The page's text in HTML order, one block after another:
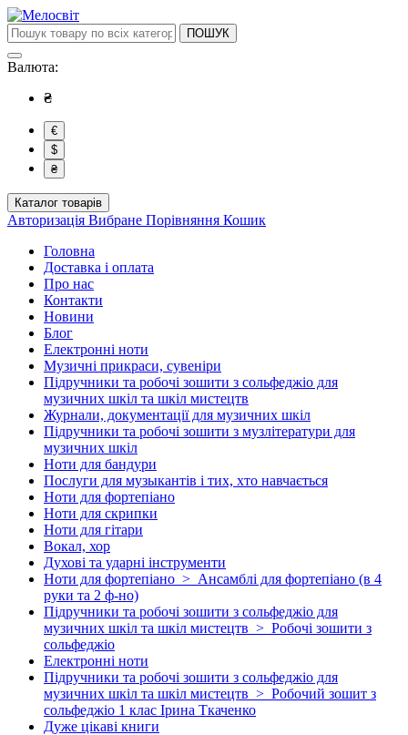
ПОШУК
Валюта:
₴
€
$
₴
Каталог товарів
Авторизація Вибране Порівняння Кошик
Головна
Доставка і оплата
Про нас
Контакти
Новини
Блог
Електронні ноти
Музичні прикраси, сувеніри
Підручники та робочі зошити з сольфеджіо для
музичних шкіл та шкіл мистецтв
Журнали, документації для музичних шкіл
Підручники та робочі зошити з музлітератури для
музичних шкіл
Ноти для бандури
Послуги для музыкантів і тих, хто навчається
Ноти для фортепіано
Ноти для скрипки
Ноти для гітари
Вокал, хор
Духові та ударні інструменти
Ноти для фортепіано > Ансамблі для фортепіано (в 4
руки та 2 ф-но)
Підручники та робочі зошити з сольфеджіо для
музичних шкіл та шкіл мистецтв > Робочі зошити з
сольфеджіо
Електронні ноти
Підручники та робочі зошити з сольфеджіо для
музичних шкіл та шкіл мистецтв > Робочий зошит з
сольфеджіо 1 клас Ірина Ткаченко
Дуже цікаві книги